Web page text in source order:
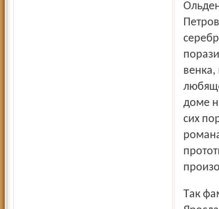
венка,
доме
сих
Так фамилии Тучкова и Болконского вошли в историю